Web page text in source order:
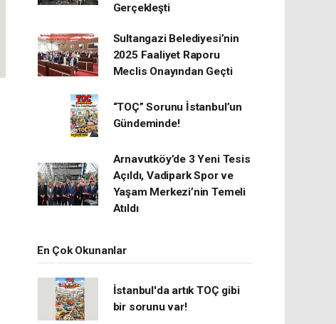
Gerçekleşti
Sultangazi Belediyesi’nin
2025 Faaliyet Raporu
Meclis Onayından Geçti
“TOÇ” Sorunu İstanbul’un
Gündeminde!
Arnavutköy’de 3 Yeni Tesis
Açıldı, Vadipark Spor ve
Yaşam Merkezi’nin Temeli
Atıldı
En Çok Okunanlar
İstanbul'da artık TOÇ gibi
bir sorunu var!